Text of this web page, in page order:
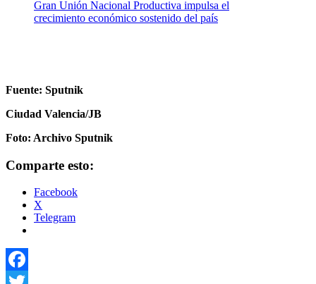
Gran Unión Nacional Productiva impulsa el
crecimiento económico sostenido del país
Fuente: Sputnik
Ciudad Valencia/JB
Foto: Archivo Sputnik
Comparte esto:
Facebook
X
Telegram